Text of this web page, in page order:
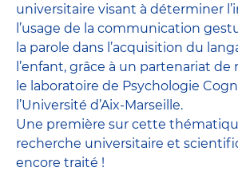
universitaire visant à déterminer
l’usage de la communication
la parole dans l’acquisition du
l’enfant, grâce à un partenariat de
le laboratoire de Psychologie
l’Université d’Aix-Marseille.
Une première sur cette
recherche universitaire et
encore traité !